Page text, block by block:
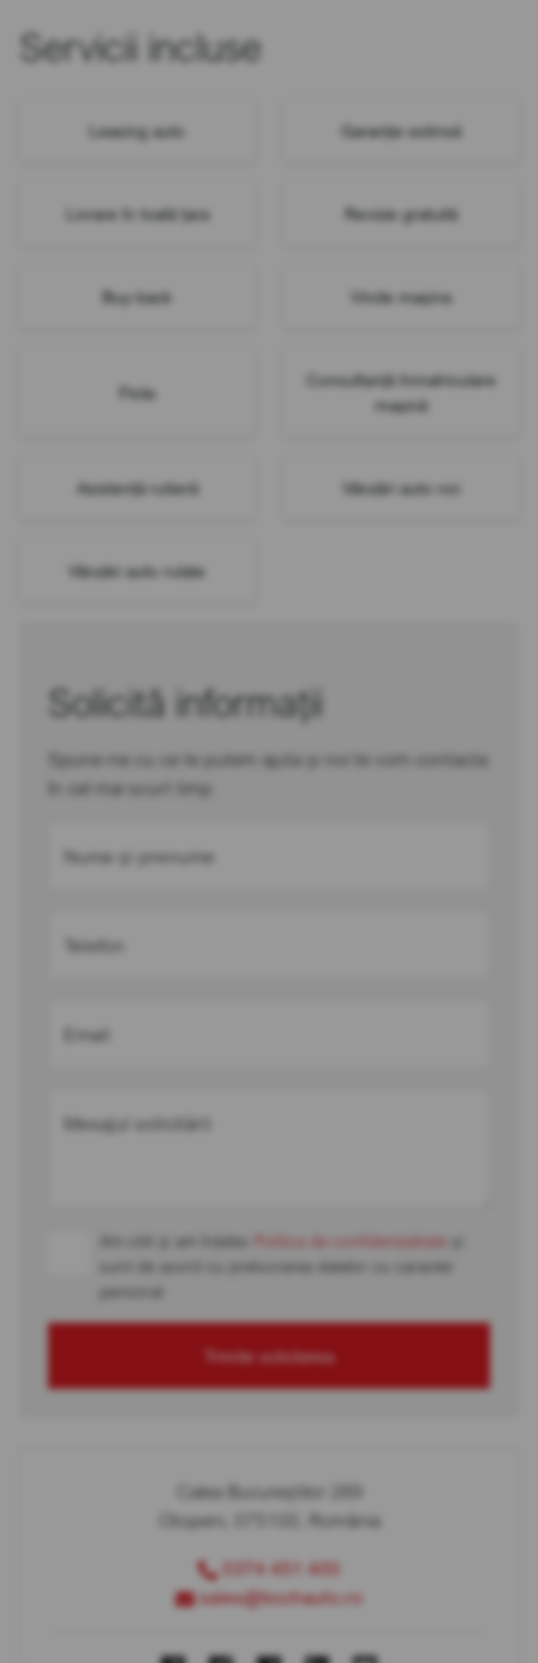
Servicii incluse
Leasing auto Garanție extinsă
Livrare în toată țara Revizie gratuită
Buy-back Vinde mașina
Flote
Consultanță înmatriculare
mașină
Asistență rutieră Vânzări auto noi
Vânzări auto rulate
Solicită informații
Spune-ne cu ce te putem ajuta și noi te vom contacta
în cel mai scurt timp
Nume și prenume
Telefon
Email
Mesajul solicitării
Am citit și am înțeles Politica de confidențialitate
sunt de acord cu prelucrarea datelor cu caracter
personal
Trimite solicitarea
Calea Bucureștilor 289
Otopeni, 075100, România
0374 451 400
sales@bcchauto.ro